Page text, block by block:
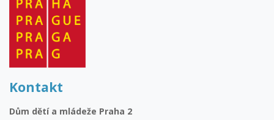
Kontakt
Dům dětí a mládeže Praha 2